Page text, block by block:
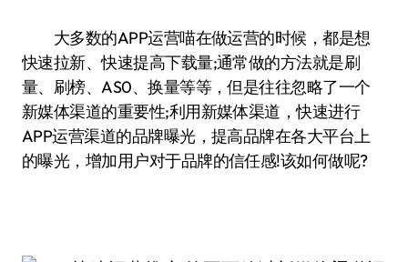
大多数的APP运营喵在做运营的时候，都是想
快速拉新、快速提高下载量;通常做的方法就是刷
量、刷榜、AS0、换量等等，但是往往忽略了一个
新媒体渠道的重要性;利用新媒体渠道，快速进行
APP运营渠道的品牌曝光，提高品牌在各大平台上
的曝光，增加用户对于品牌的信任感!该如何做呢?